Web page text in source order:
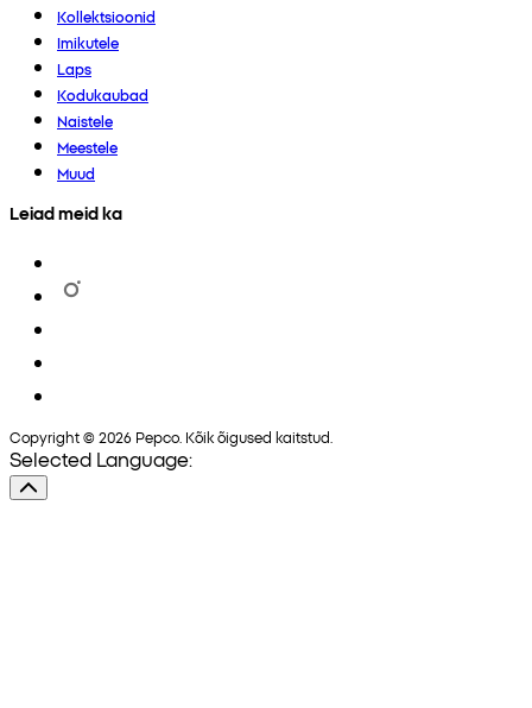
Kollektsioonid
Imikutele
Laps
Kodukaubad
Naistele
Meestele
Muud
Leiad meid ka
Copyright © 2026 Pepco. Kõik õigused kaitstud.
Selected Language: